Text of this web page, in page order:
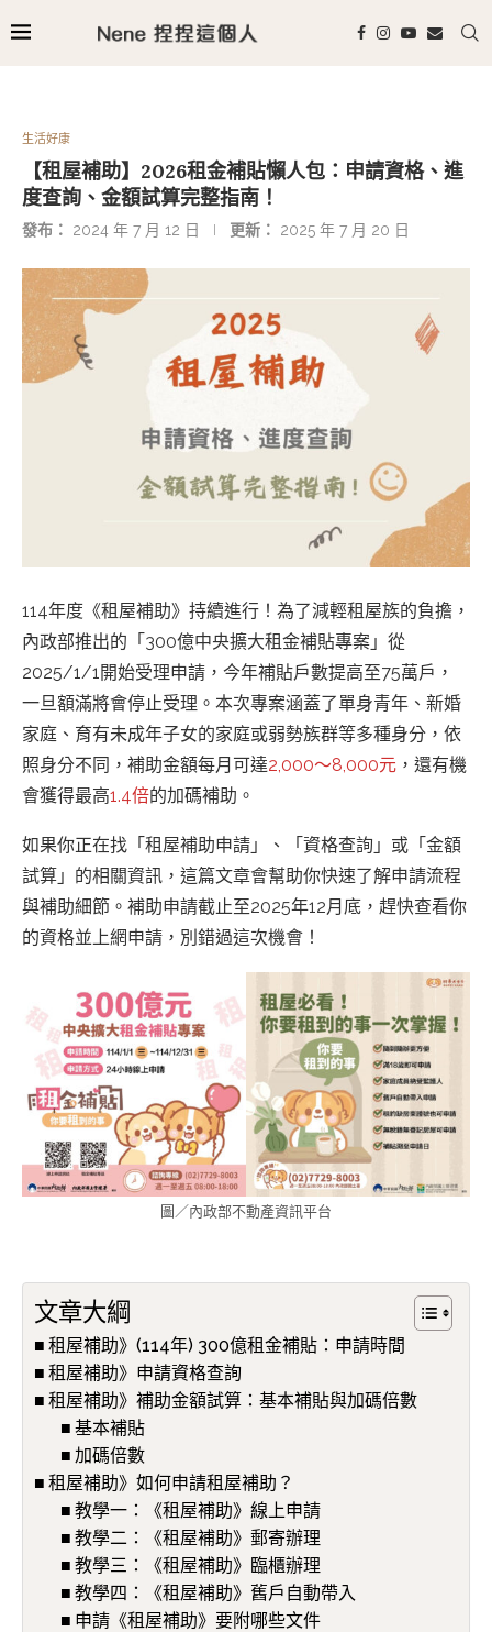
生活好康
【租屋補助】2026租金補貼懶人包：申請資格、進
度查詢、金額試算完整指南！
發布： 2024 年 7 月 12 日 更新： 2025 年 7 月 20 日
114年度《租屋補助》持續進行！為了減輕租屋族的負擔，
內政部推出的「300億中央擴大租金補貼專案」從
2025/1/1開始受理申請，今年補貼戶數提高至75萬戶，
一旦額滿將會停止受理。本次專案涵蓋了單身青年、新婚
家庭、育有未成年子女的家庭或弱勢族群等多種身分，依
照身分不同，補助金額每月可達2,000～8,000元 ，還有機
會獲得最高1.4倍的加碼補助。
如果你正在找「租屋補助申請」、「資格查詢」或「金額
試算」的相關資訊，這篇文章會幫助你快速了解申請流程
與補助細節。補助申請截止至2025年12月底，趕快查看你
的資格並上網申請，別錯過這次機會！
圖／內政部不動產資訊平台
文章大綱
租屋補助》(114年) 300億租金補貼：申請時間
租屋補助》申請資格查詢
租屋補助》補助金額試算：基本補貼與加碼倍數
基本補貼
加碼倍數
租屋補助》如何申請租屋補助？
教學一：《租屋補助》線上申請
教學二：《租屋補助》郵寄辦理
教學三：《租屋補助》臨櫃辦理
教學四：《租屋補助》舊戶自動帶入
申請《租屋補助》要附哪些文件